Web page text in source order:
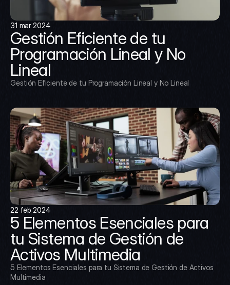
31 mar 2024
Gestión Eficiente de tu
Programación Lineal y No
Lineal
Gestión Eficiente de tu Programación Lineal y No Lineal
22 feb 2024
5 Elementos Esenciales para
tu Sistema de Gestión de
Activos Multimedia
5 Elementos Esenciales para tu Sistema de Gestión de Activos
Multimedia